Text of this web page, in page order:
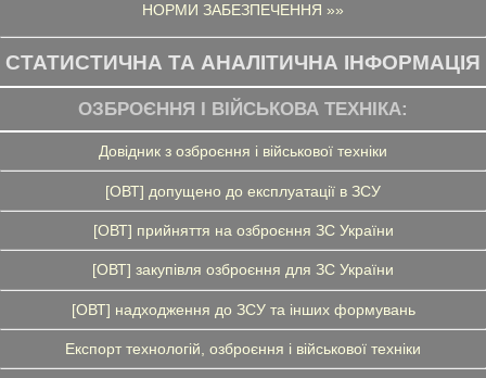
НОРМИ ЗАБЕЗПЕЧЕННЯ »»
СТАТИСТИЧНА ТА АНАЛІТИЧНА ІНФОРМАЦІЯ
ОЗБРОЄННЯ І ВІЙСЬКОВА ТЕХНІКА:
Довідник з озброєння і військової техніки
[ОВТ] допущено до експлуатації в ЗСУ
[ОВТ] прийняття на озброєння ЗС України
[ОВТ] закупівля озброєння для ЗС України
[ОВТ] надходження до ЗСУ та інших формувань
Експорт технологій, озброєння і військової техніки